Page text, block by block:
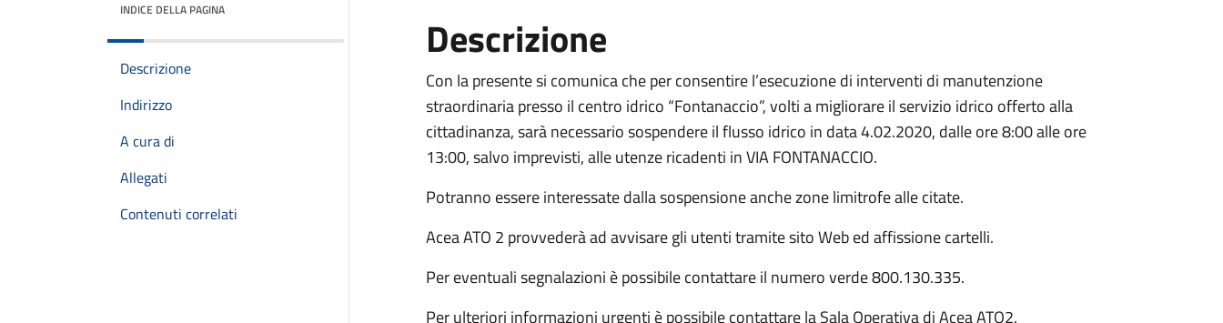
INDICE DELLA PAGINA
Descrizione
Indirizzo
A cura di
Allegati
Contenuti correlati
Descrizione
Con la presente si comunica che per consentire l’esecuzione di interventi di manutenzione
straordinaria presso il centro idrico “Fontanaccio”, volti a migliorare il servizio idrico offerto alla
cittadinanza, sarà necessario sospendere il flusso idrico in data 4.02.2020, dalle ore 8:00 alle ore
13:00, salvo imprevisti, alle utenze ricadenti in VIA FONTANACCIO.
Potranno essere interessate dalla sospensione anche zone limitrofe alle citate.
Acea ATO 2 provvederà ad avvisare gli utenti tramite sito Web ed affissione cartelli.
Per eventuali segnalazioni è possibile contattare il numero verde 800.130.335.
Per ulteriori informazioni urgenti è possibile contattare la Sala Operativa di Acea ATO2.